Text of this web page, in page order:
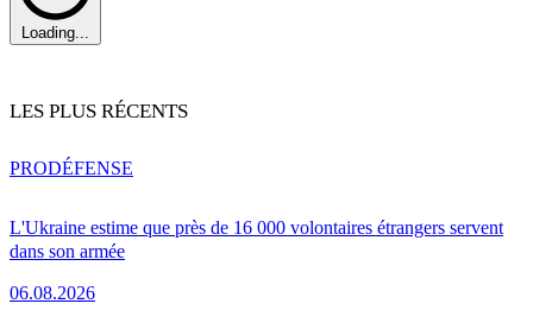
Loading...
LES PLUS RÉCENTS
L'Ukraine estime que près de 16 000 volontaires étrangers servent
dans son armée
06.08.2026
PRODÉFENSE